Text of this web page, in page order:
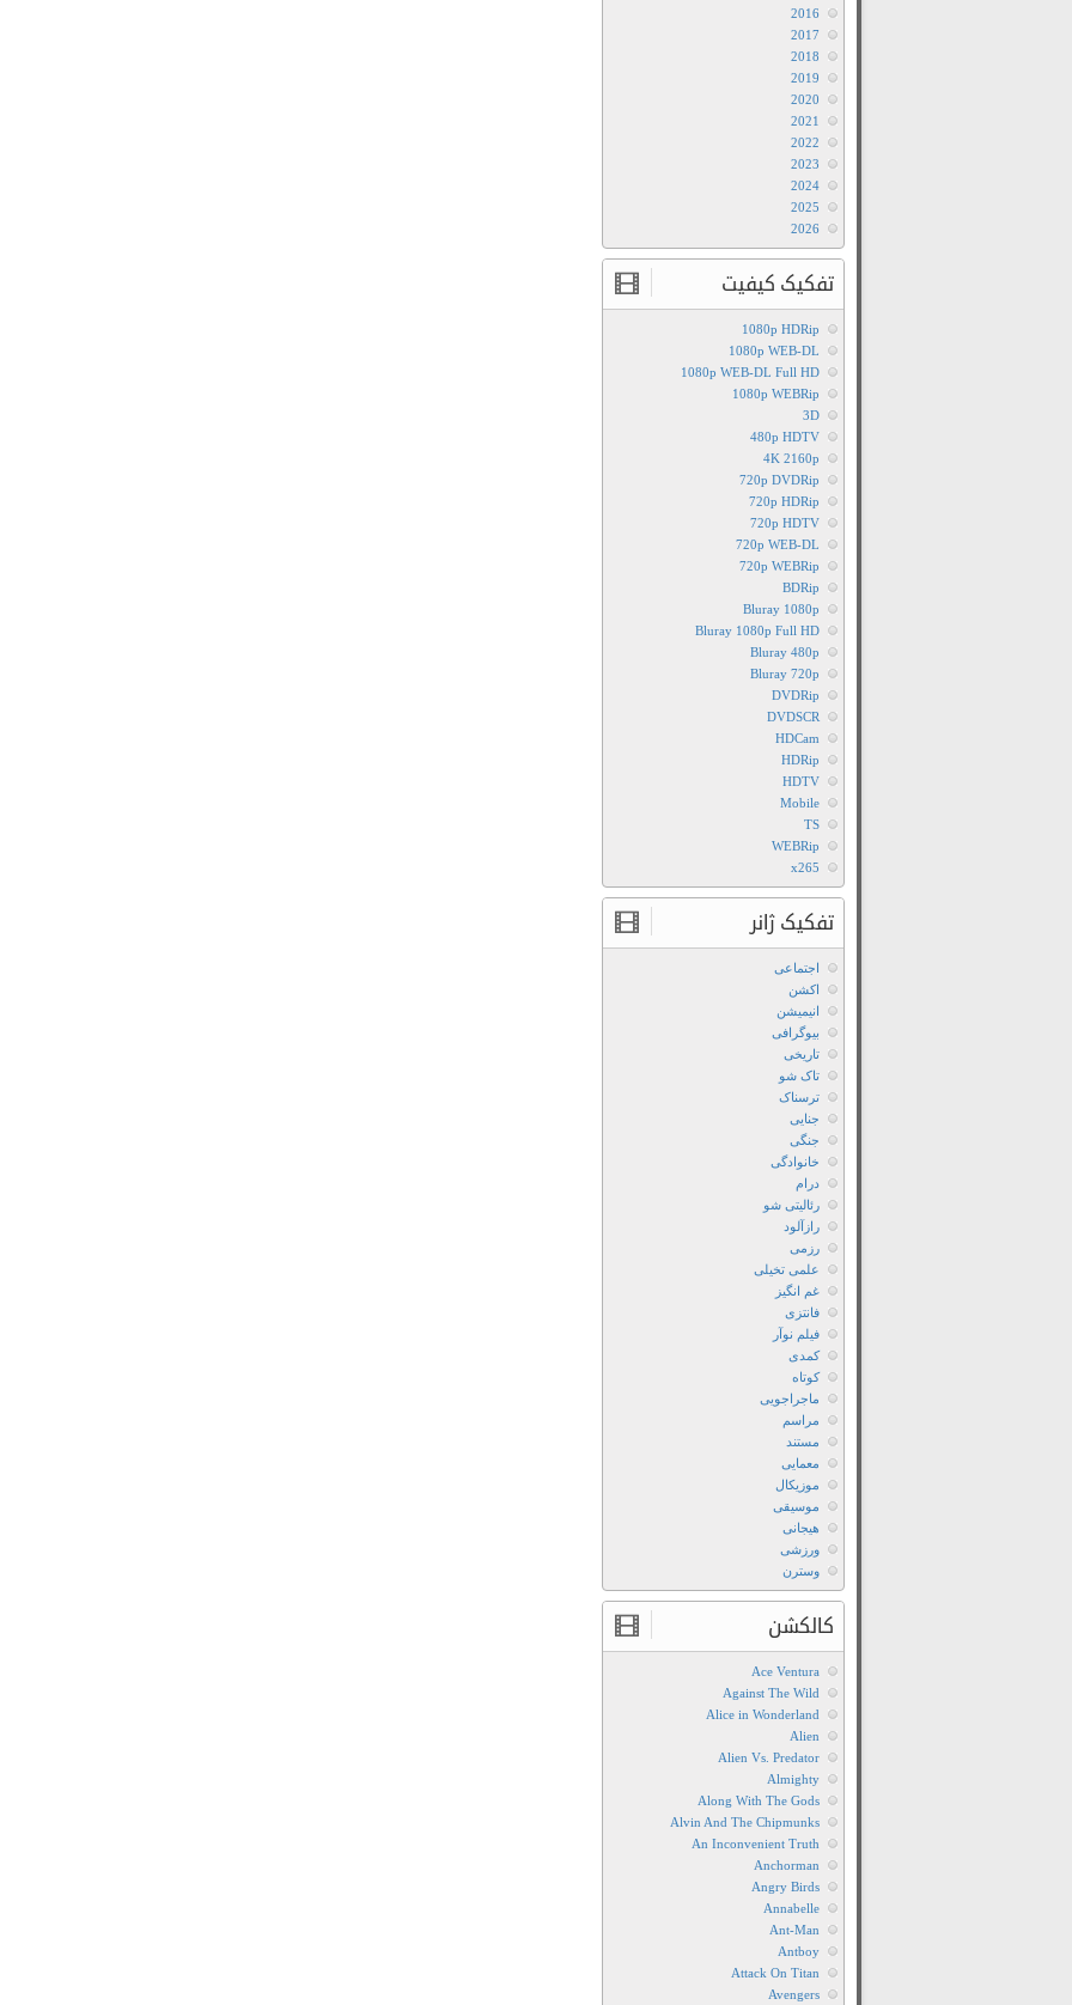
2016
2017
2018
2019
2020
2021
2022
2023
2024
2025
2026
تفکیک کیفیت
1080p HDRip
1080p WEB-DL
1080p WEB-DL Full HD
1080p WEBRip
3D
480p HDTV
4K 2160p
720p DVDRip
720p HDRip
720p HDTV
720p WEB-DL
720p WEBRip
BDRip
Bluray 1080p
Bluray 1080p Full HD
Bluray 480p
Bluray 720p
DVDRip
DVDSCR
HDCam
HDRip
HDTV
Mobile
TS
WEBRip
x265
تفکیک ژانر
اجتماعی
اکشن
انیمیشن
بیوگرافی
تاریخی
تاک شو
ترسناک
جنایی
جنگی
خانوادگی
درام
رئالیتی شو
رازآلود
رزمی
علمی تخیلی
غم انگیز
فانتزی
فیلم نوآر
کمدی
کوتاه
ماجراجویی
مراسم
مستند
معمایی
موزیکال
موسیقی
هیجانی
ورزشی
وسترن
کالکشن
Ace Ventura
Against The Wild
Alice in Wonderland
Alien
Alien Vs. Predator
Almighty
Along With The Gods
Alvin And The Chipmunks
An Inconvenient Truth
Anchorman
Angry Birds
Annabelle
Ant-Man
Antboy
Attack On Titan
Avengers